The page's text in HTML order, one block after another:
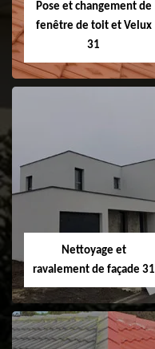
Pose et changement de
fenêtre de toit et Velux
31
Pose et
changement de
fenêtre de toit et
Velux 31
Nettoyage et
ravalement de façade 31